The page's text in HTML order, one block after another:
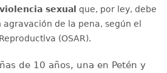
violencia sexual que, por ley, debe
de la pena, según el
(OSAR).
de 10 años, una en Petén y